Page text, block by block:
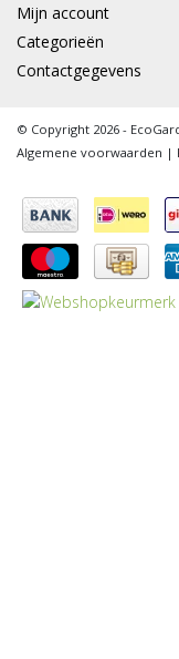
Mijn account
Categorieën
Contactgegevens
© Copyright 2026 -
Algemene voorwaarden |